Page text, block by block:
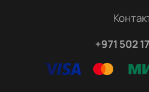
+971 502